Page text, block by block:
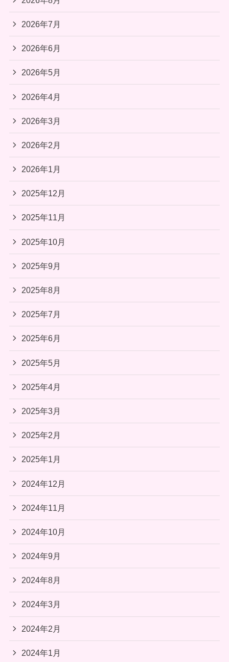
2026年7月
2026年6月
2026年5月
2026年4月
2026年3月
2026年2月
2026年1月
2025年12月
2025年11月
2025年10月
2025年9月
2025年8月
2025年7月
2025年6月
2025年5月
2025年4月
2025年3月
2025年2月
2025年1月
2024年12月
2024年11月
2024年10月
2024年9月
2024年8月
2024年3月
2024年2月
2024年1月